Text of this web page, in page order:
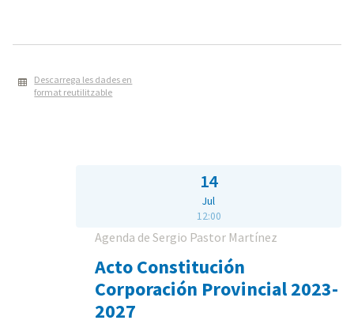
Descarrega les dades en
format reutilitzable
14
Jul
12:00
Agenda de Sergio Pastor Martínez
Acto Constitución
Corporación Provincial 2023-
2027